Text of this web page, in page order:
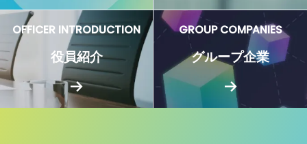
OFFICER INTRODUCTION
役員紹介
GROUP COMPANIES
グループ企業